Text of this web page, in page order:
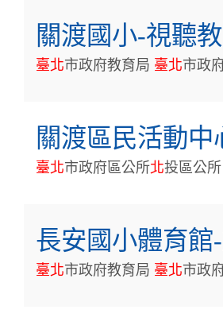
關渡國小-視聽
臺北市政府教育局 臺北市政
關渡區民活動中
臺北市政府區公所北投區公所
長安國小體育
臺北市政府教育局 臺北市政